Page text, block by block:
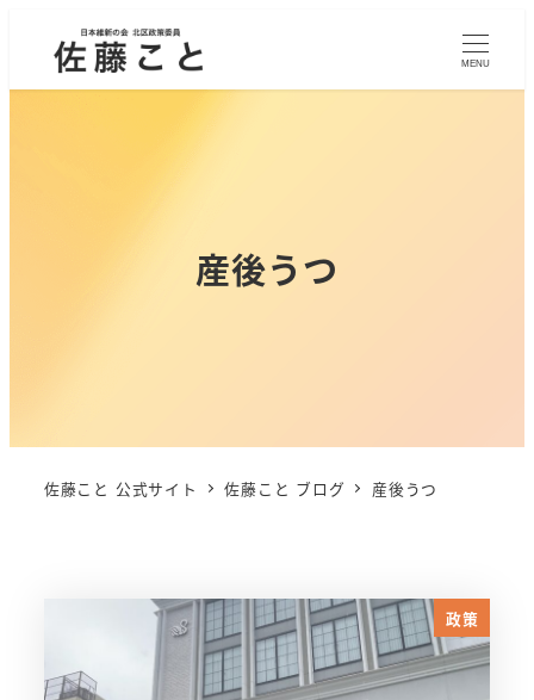
MENU
産後うつ
佐藤こと 公式サイト 佐藤こと ブログ 産後うつ
政策